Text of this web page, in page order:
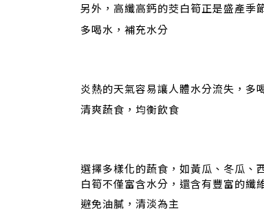
另外，高纖高鈣的茭白筍正是盛產季
多喝水，補充水分
炎熱的天氣容易讓人體水分流失，多
清爽蔬食，均衡飲食
選擇多樣化的蔬食，如黃瓜、冬瓜、
白筍不僅富含水分，還含有豐富的纖
避免油膩，清淡為主